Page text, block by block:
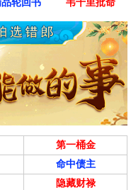
轮回书 韦千里批命
第一桶金
命中债主
隐藏财禄